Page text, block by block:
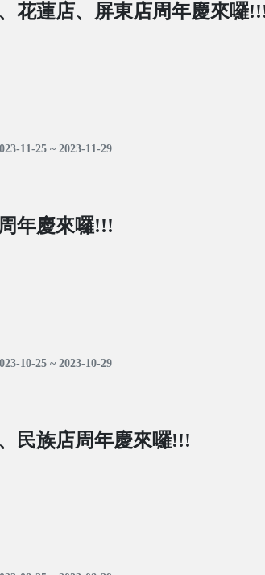
花蓮店、屏東店周年慶來囉
11-25 ~ 2023-11-29
年慶來囉!!!
10-25 ~ 2023-10-29
民族店周年慶來囉!!!